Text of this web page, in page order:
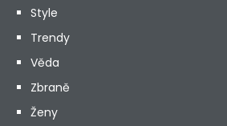
Style
Trendy
Věda
Zbraně
Ženy